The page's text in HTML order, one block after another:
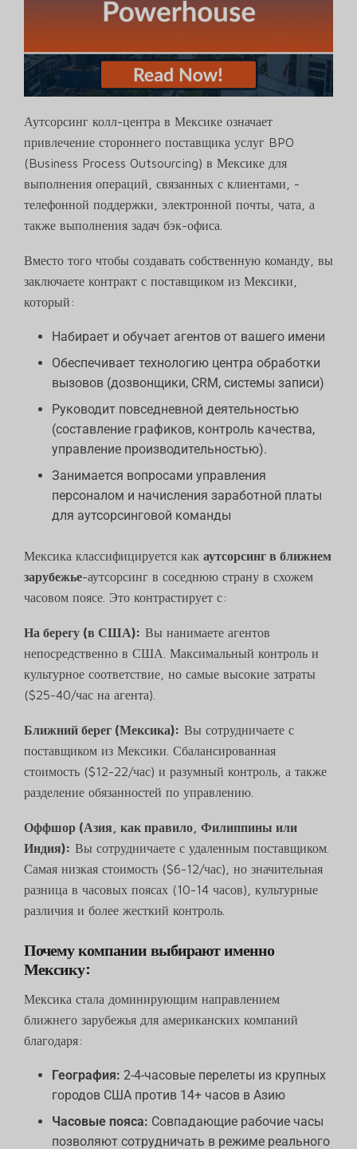
Аутсорсинг колл-центра в Мексике означает
привлечение стороннего поставщика услуг BPO
(Business Process Outsourcing) в Мексике для
выполнения операций, связанных с клиентами, -
телефонной поддержки, электронной почты, чата, а
также выполнения задач бэк-офиса.
Вместо того чтобы создавать собственную команду, вы
заключаете контракт с поставщиком из Мексики,
который:
Набирает и обучает агентов от вашего имени
Обеспечивает технологию центра обработки
вызовов (дозвонщики, CRM, системы записи)
Руководит повседневной деятельностью
(составление графиков, контроль качества,
управление производительностью).
Занимается вопросами управления
персоналом и начисления заработной платы
для аутсорсинговой команды
Мексика классифицируется как аутсорсинг в ближнем
зарубежье-аутсорсинг в соседнюю страну в схожем
часовом поясе. Это контрастирует с:
На берегу (в США): Вы нанимаете агентов
непосредственно в США. Максимальный контроль и
культурное соответствие, но самые высокие затраты
($25-40/час на агента).
Ближний берег (Мексика): Вы сотрудничаете с
поставщиком из Мексики. Сбалансированная
стоимость ($12-22/час) и разумный контроль, а также
разделение обязанностей по управлению.
Оффшор (Азия, как правило, Филиппины или
Индия): Вы сотрудничаете с удаленным поставщиком.
Самая низкая стоимость ($6-12/час), но значительная
разница в часовых поясах (10-14 часов), культурные
различия и более жесткий контроль.
Почему компании выбирают именно
Мексику:
Мексика стала доминирующим направлением
ближнего зарубежья для американских компаний
благодаря:
География: 2-4-часовые перелеты из крупных
городов США против 14+ часов в Азию
Часовые пояса: Совпадающие рабочие часы
позволяют сотрудничать в режиме реального